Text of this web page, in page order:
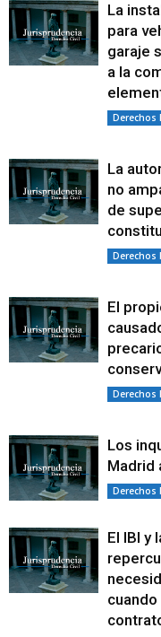
La
para
garaje
a la
Derechos
La
no
de
Derechos
El
Derechos
Los
Madrid
Derechos
El IBI y